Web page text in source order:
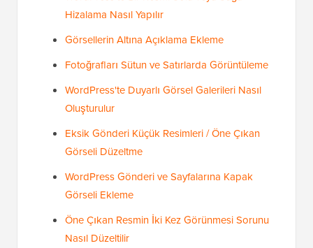
Hizalama Nasıl Yapılır
Görsellerin Altına Açıklama Ekleme
Fotoğrafları Sütun ve Satırlarda Görüntüleme
WordPress'te Duyarlı Görsel Galerileri Nasıl
Oluşturulur
Eksik Gönderi Küçük Resimleri / Öne Çıkan
Görseli Düzeltme
WordPress Gönderi ve Sayfalarına Kapak
Görseli Ekleme
Öne Çıkan Resmin İki Kez Görünmesi Sorunu
Nasıl Düzeltilir